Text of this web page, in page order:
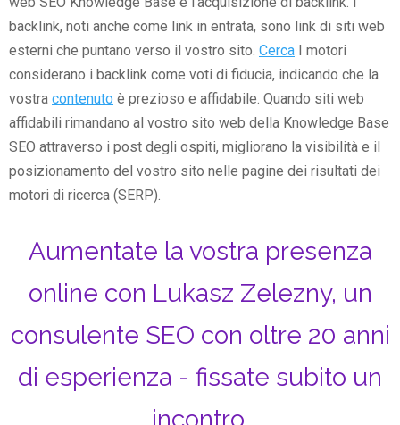
backlink, noti anche come link in entrata, sono link di siti web
esterni che puntano verso il vostro sito. Cerca I motori
considerano i backlink come voti di fiducia, indicando che la
vostra contenuto è prezioso e affidabile. Quando siti web
affidabili rimandano al vostro sito web della Knowledge Base
SEO attraverso i post degli ospiti, migliorano la visibilità e il
posizionamento del vostro sito nelle pagine dei risultati dei
motori di ricerca (SERP).
Aumentate la vostra presenza
online con Lukasz Zelezny, un
consulente SEO con oltre 20 anni
di esperienza - fissate subito un